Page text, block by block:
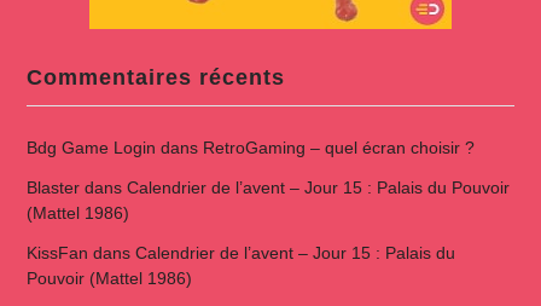
Commentaires récents
Bdg Game Login dans RetroGaming – quel écran choisir ?
Blasterdans Calendrier de l’avent – Jour 15 : Palais du Pouvoir
(Mattel 1986)
KissFan dans Calendrier de l’avent – Jour 15 : Palais du
Pouvoir (Mattel 1986)